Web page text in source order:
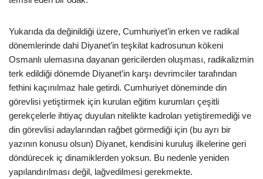
Yukarıda da değinildiği üzere, Cumhuriyet’in erken ve radikal
dönemlerinde dahi Diyanet’in teşkilat kadrosunun kökeni
Osmanlı ulemasına dayanan gericilerden oluşması, radikalizmin
terk edildiği dönemde Diyanet’in karşı devrimciler tarafından
fethini kaçınılmaz hale getirdi. Cumhuriyet döneminde din
görevlisi yetiştirmek için kurulan eğitim kurumları çeşitli
gerekçelerle ihtiyaç duyulan nitelikte kadroları yetiştiremediği ve
din görevlisi adaylarından rağbet görmediği için (bu ayrı bir
yazının konusu olsun) Diyanet, kendisini kuruluş ilkelerine geri
döndürecek iç dinamiklerden yoksun. Bu nedenle yeniden
yapılandırılması değil, lağvedilmesi gerekmekte.